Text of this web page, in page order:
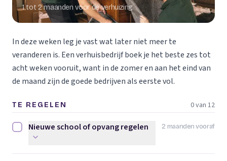
1 tot 2 maanden voor de verhuizing
In deze weken leg je vast wat later niet meer te
veranderen is. Een verhuisbedrijf boek je het beste zes tot
acht weken vooruit, want in de zomer en aan het eind van
de maand zijn de goede bedrijven als eerste vol.
TE REGELEN 0 van 12
2 maanden vooraf
Nieuwe school of opvang regelen afvinken
Nieuwe school of opvang regelen